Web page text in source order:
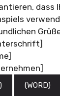
dass
(WORD)